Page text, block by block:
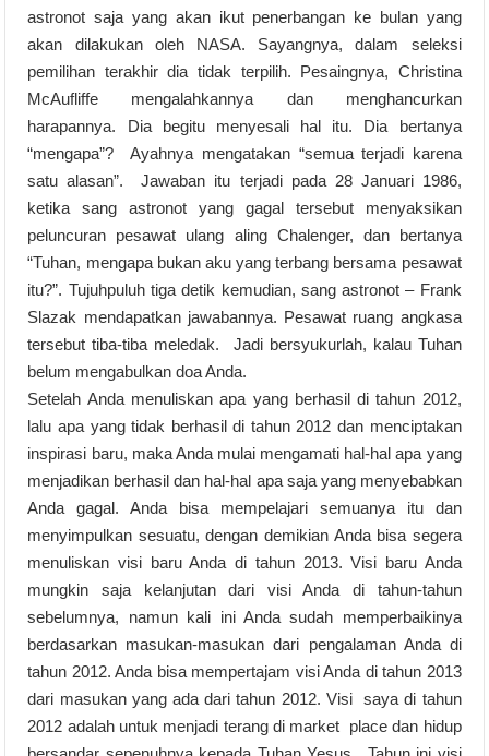
astronot saja yang akan ikut penerbangan ke bulan yang
akan dilakukan oleh NASA. Sayangnya, dalam seleksi
pemilihan terakhir dia tidak terpilih. Pesaingnya, Christina
McAufliffe mengalahkannya dan menghancurkan
harapannya. Dia begitu menyesali hal itu. Dia bertanya
“mengapa”? Ayahnya mengatakan “semua terjadi karena
satu alasan”. Jawaban itu terjadi pada 28 Januari 1986,
ketika sang astronot yang gagal tersebut menyaksikan
peluncuran pesawat ulang aling Chalenger, dan bertanya
“Tuhan, mengapa bukan aku yang terbang bersama pesawat
itu?”. Tujuhpuluh tiga detik kemudian, sang astronot – Frank
Slazak mendapatkan jawabannya. Pesawat ruang angkasa
tersebut tiba-tiba meledak. Jadi bersyukurlah, kalau Tuhan
belum mengabulkan doa Anda.
Setelah Anda menuliskan apa yang berhasil di tahun 2012,
lalu apa yang tidak berhasil di tahun 2012 dan menciptakan
inspirasi baru, maka Anda mulai mengamati hal-hal apa yang
menjadikan berhasil dan hal-hal apa saja yang menyebabkan
Anda gagal. Anda bisa mempelajari semuanya itu dan
menyimpulkan sesuatu, dengan demikian Anda bisa segera
menuliskan visi baru Anda di tahun 2013. Visi baru Anda
mungkin saja kelanjutan dari visi Anda di tahun-tahun
sebelumnya, namun kali ini Anda sudah memperbaikinya
berdasarkan masukan-masukan dari pengalaman Anda di
tahun 2012. Anda bisa mempertajam visi Anda di tahun 2013
dari masukan yang ada dari tahun 2012. Visi saya di tahun
2012 adalah untuk menjadi terang di market place dan hidup